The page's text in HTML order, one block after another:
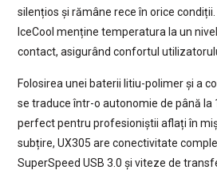
silențios și rămâne rece în orice
IceCool menține temperatura la un
contact, asigurând confortul
Folosirea unei baterii litiu-polimer și a
se traduce într-o autonomie de până la
perfect pentru profesioniștii aflați în
subțire, UX305 are conectivitate
SuperSpeed USB 3.0 și viteze de